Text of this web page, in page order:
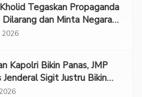
Tegaskan Propaganda
dan Minta Negara
2026
Kapolri Bikin Panas, JMP
Jenderal Sigit Justru Bikin